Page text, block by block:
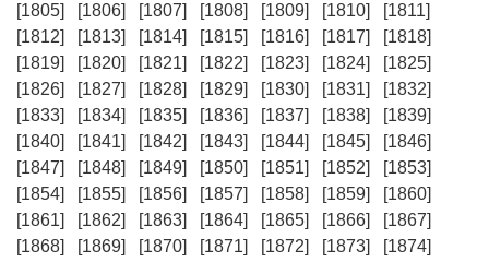
[1805]
[1806] [1807] [1808] [1809] [1810]
[1811]
[1812]
[1813] [1814] [1815] [1816] [1817]
[1818]
[1819]
[1820] [1821] [1822] [1823] [1824]
[1825]
[1826]
[1827] [1828] [1829] [1830] [1831]
[1832]
[1833]
[1834] [1835] [1836] [1837] [1838]
[1839]
[1840]
[1841] [1842] [1843] [1844] [1845]
[1846]
[1847]
[1848] [1849] [1850] [1851] [1852]
[1853]
[1854]
[1855] [1856] [1857] [1858] [1859]
[1860]
[1861]
[1862] [1863] [1864] [1865] [1866]
[1867]
[1868]
[1869] [1870] [1871] [1872] [1873]
[1874]